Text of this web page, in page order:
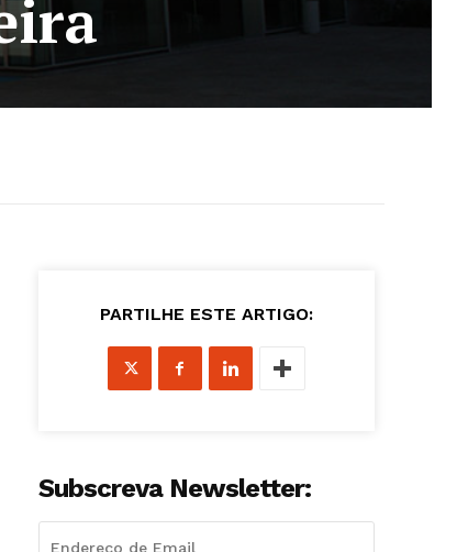
PARTILHE ESTE ARTIGO:
Subscreva Newsletter: